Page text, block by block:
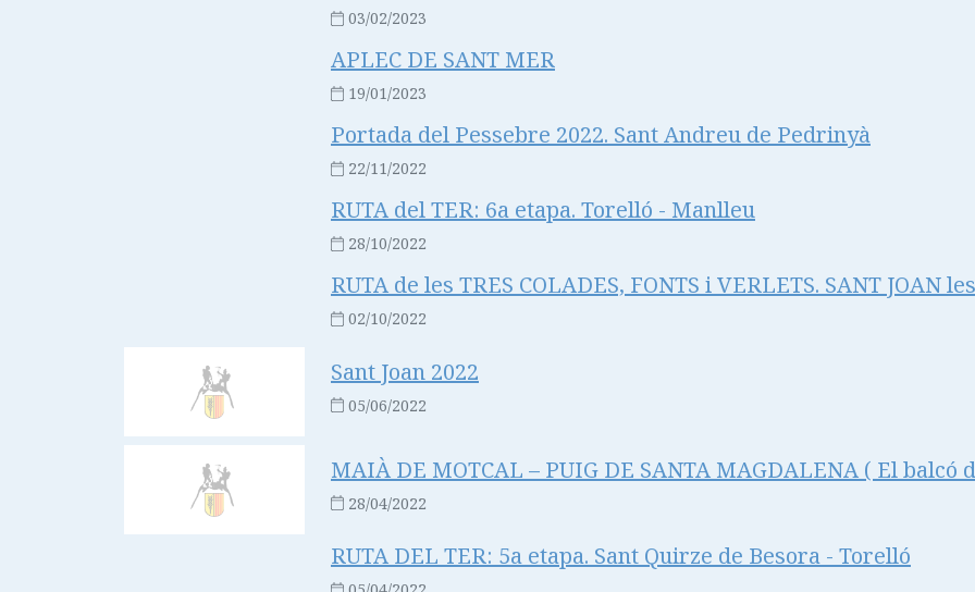
03/02/2023
APLEC DE SANT MER
19/01/2023
Portada del Pessebre 2022. Sant Andreu de Pedrinyà
22/11/2022
RUTA del TER: 6a etapa. Torelló - Manlleu
28/10/2022
RUTA de les TRES COLADES, FONTS i VERLETS. SANT JOAN
02/10/2022
Sant Joan 2022
05/06/2022
MAIÀ DE MOTCAL – PUIG DE SANTA MAGDALENA ( El balcó
28/04/2022
RUTA DEL TER: 5a etapa. Sant Quirze de Besora - Torelló